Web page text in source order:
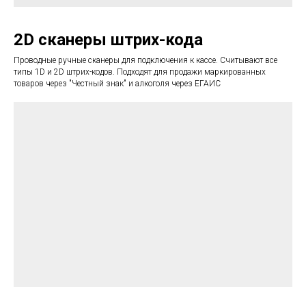
2D сканеры штрих-кода
Проводные ручные сканеры для подключения к кассе. Считывают все
типы 1D и 2D штрих-кодов. Подходят для продажи маркированных
товаров через "Честный знак" и алкоголя через ЕГАИС